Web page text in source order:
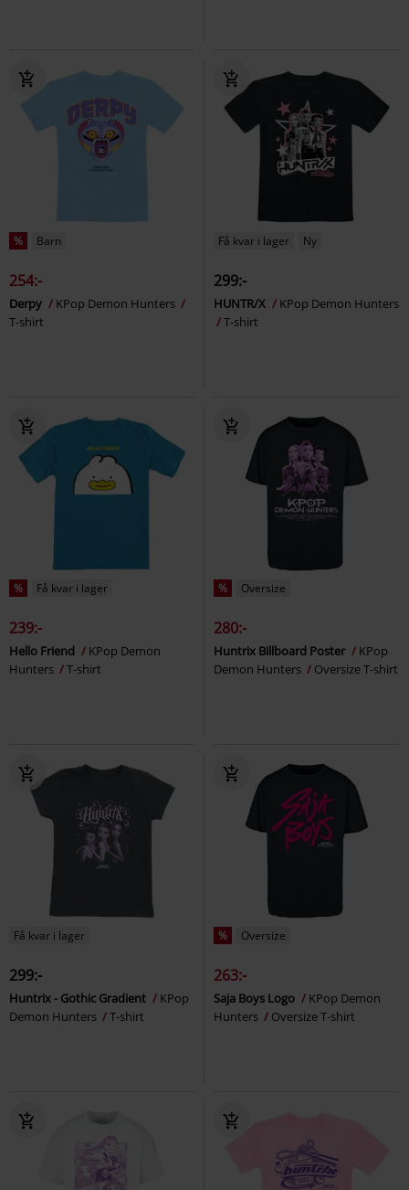
% Barn
254:-
Derpy
KPop Demon Hunters
T-shirt
Få kvar i lager Ny
299:-
HUNTR/X
KPop Demon Hunters
T-shirt
% Få kvar i lager
239:-
Hello Friend
KPop Demon
Hunters
T-shirt
% Oversize
280:-
Huntrix Billboard Poster
KPop
Demon Hunters
Oversize T-shirt
Få kvar i lager
299:-
Huntrix - Gothic Gradient
KPop
Demon Hunters
T-shirt
% Oversize
263:-
Saja Boys Logo
KPop Demon
Hunters
Oversize T-shirt